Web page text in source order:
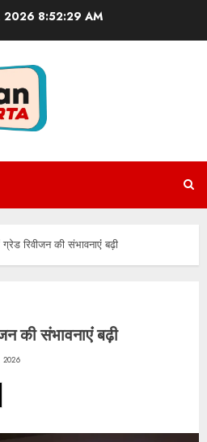
2026 8:52:29 AM
ग्रेड रिवीजन की संभावनाएंं बढ़ी
की संभावनाएंं बढ़ी
2026